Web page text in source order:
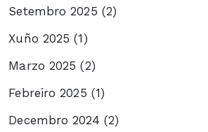
Setembro 2025 (2)
Xuño 2025 (1)
Marzo 2025 (2)
Febreiro 2025 (1)
Decembro 2024 (2)